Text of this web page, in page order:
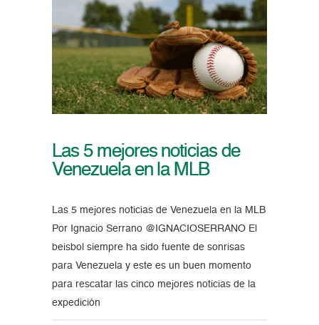
Las 5 mejores noticias de
Venezuela en la MLB
Las 5 mejores noticias de Venezuela en la MLB
Por Ignacio Serrano @IGNACIOSERRANO El
beisbol siempre ha sido fuente de sonrisas
para Venezuela y este es un buen momento
para rescatar las cinco mejores noticias de la
expedición